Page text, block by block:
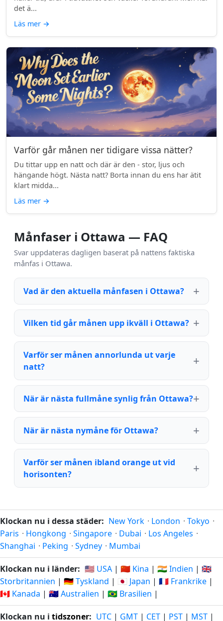
det ä...
Läs mer →
Varför går månen ner tidigare vissa nätter?
Du tittar upp en natt och där är den - stor, ljus och
hängande högt. Nästa natt? Borta innan du ens har ätit
klart midda...
Läs mer →
Månfaser i Ottawa — FAQ
Svar uppdateras dagligen baserat på nattens faktiska
månfas i Ottawa.
Vad är den aktuella månfasen i Ottawa?
Vilken tid går månen upp ikväll i Ottawa?
Varför ser månen annorlunda ut varje
natt?
När är nästa fullmåne synlig från Ottawa?
När är nästa nymåne för Ottawa?
Varför ser månen ibland orange ut vid
horisonten?
Klockan nu i dessa städer: New York · London · Tokyo ·
Paris · Hongkong · Singapore · Dubai · Los Angeles ·
Shanghai · Peking · Sydney · Mumbai
Klockan nu i länder: 🇺🇸 USA | 🇨🇳 Kina | 🇮🇳 Indien | 🇬🇧
Storbritannien | 🇩🇪 Tyskland | 🇯🇵 Japan | 🇫🇷 Frankrike |
🇨🇦 Kanada | 🇦🇺 Australien | 🇧🇷 Brasilien |
Klockan nu i tidszoner: UTC | GMT | CET | PST | MST |